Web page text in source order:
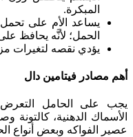
المبكرة.
يساعد الأم على تحمل
الحمل؛ لأنَّه يحافظ
يؤدي نقصه لتغيرات
أهم مصادر فيتامين دال
يجب على الحامل
الأسماك الدهنية، كالتونة
عصير الفواكه وبعض أنواع